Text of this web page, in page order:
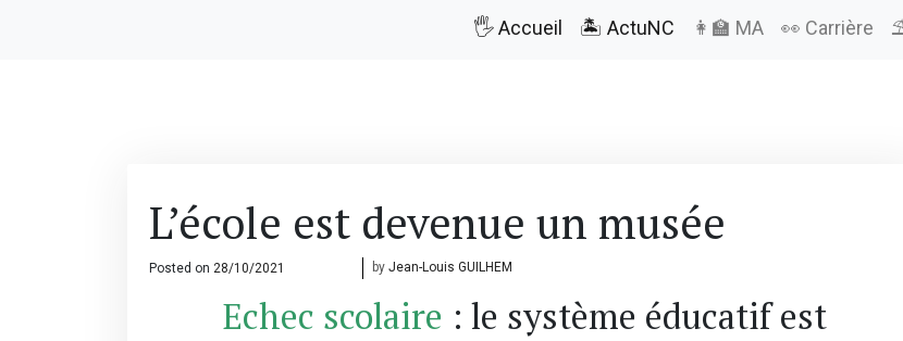
🖐️ Accueil 🏝️ ActuNC 👩‍🏫 MA 👀 Carrière
L’école est devenue un musée
Posted on 28/10/2021 by Jean-Louis GUILHEM
Echec scolaire : le système éducatif est